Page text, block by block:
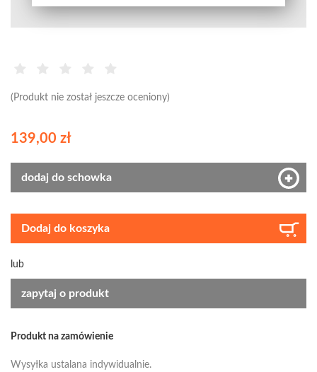
(Produkt nie został jeszcze oceniony)
139,00 zł
dodaj do schowka
Dodaj do koszyka
lub
zapytaj o produkt
Produkt na zamówienie
Wysyłka ustalana indywidualnie.